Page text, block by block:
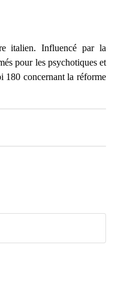
italien. Influencé par la
pour les psychotiques et
180 concernant la réforme